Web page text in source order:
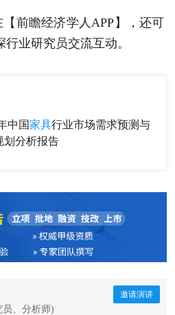
前瞻经济学人APP】，还可
业研究员交流互动。
中国家具行业市场需求预测与
划分析报告
员、分析师)
邀请演讲